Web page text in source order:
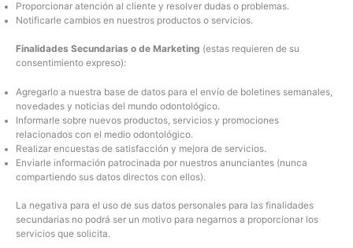
Proporcionar atención al cliente y resolver dudas o problemas.
Notificarle cambios en nuestros productos o servicios.
Finalidades Secundarias o de Marketing (estas requieren de su
consentimiento expreso):
Agregarlo a nuestra base de datos para el envío de boletines semanales,
novedades y noticias del mundo odontológico.
Informarle sobre nuevos productos, servicios y promociones
relacionados con el medio odontológico.
Realizar encuestas de satisfacción y mejora de servicios.
Enviarle información patrocinada por nuestros anunciantes (nunca
compartiendo sus datos directos con ellos).
La negativa para el uso de sus datos personales para las finalidades
secundarias no podrá ser un motivo para negarnos a proporcionar los
servicios que solicita.